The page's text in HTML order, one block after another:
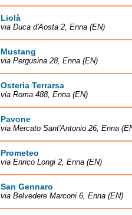
Liolà
via Duca d'Aosta 2, Enna (EN)
Mustang
via Pergusina 28, Enna (EN)
Osteria Terrarsa
via Roma 488, Enna (EN)
Pavone
via Mercato Sant'Antonio 26, Enna
Prometeo
via Enrico Longi 2, Enna (EN)
San Gennaro
via Belvedere Marconi 6, Enna (EN)